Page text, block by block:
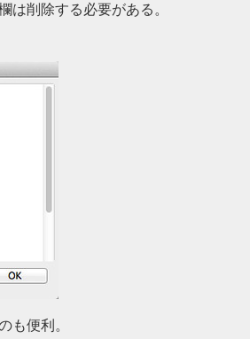
は削除する必要がある。
も便利。